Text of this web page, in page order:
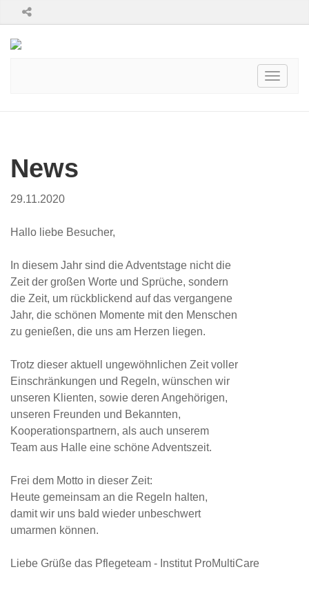
Toggle
News
29.11.2020
Hallo liebe Besucher,
In diesem Jahr sind die Adventstage nicht die
Zeit der großen Worte und Sprüche, sondern
die Zeit, um rückblickend auf das vergangene
Jahr, die schönen Momente mit den Menschen
zu genießen, die uns am Herzen liegen.
Trotz dieser aktuell ungewöhnlichen Zeit voller
Einschränkungen und Regeln, wünschen wir
unseren Klienten, sowie deren Angehörigen,
unseren Freunden und Bekannten,
Kooperationspartnern, als auch unserem
Team aus Halle eine schöne Adventszeit.
Frei dem Motto in dieser Zeit:
Heute gemeinsam an die Regeln halten,
damit wir uns bald wieder unbeschwert
umarmen können.
Liebe Grüße das Pflegeteam - Institut ProMultiCare